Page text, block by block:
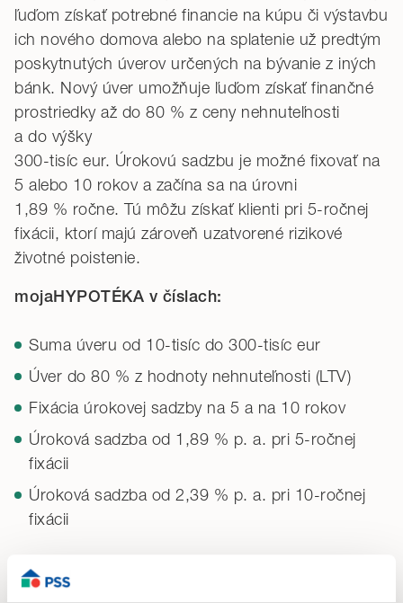
ľuďom získať potrebné financie na kúpu či výstavbu
ich nového domova alebo na splatenie už predtým
poskytnutých úverov určených na bývanie z iných
bánk. Nový úver umožňuje ľuďom získať finančné
prostriedky až do 80 % z ceny nehnuteľnosti
a do výšky
300-tisíc eur. Úrokovú sadzbu je možné fixovať na
5 alebo 10 rokov a začína sa na úrovni
1,89 % ročne. Tú môžu získať klienti pri 5-ročnej
fixácii, ktorí majú zároveň uzatvorené rizikové
životné poistenie.
mojaHYPOTÉKA v číslach:
Suma úveru od 10-tisíc do 300-tisíc eur
Úver do 80 % z hodnoty nehnuteľnosti (LTV)
Fixácia úrokovej sadzby na 5 a na 10 rokov
Úroková sadzba od 1,89 % p. a. pri 5-ročnej
fixácii
Úroková sadzba od 2,39 % p. a. pri 10-ročnej
fixácii
mojaHYPOTÉKA
produktov Prvej stavebnej sporiteľne. „